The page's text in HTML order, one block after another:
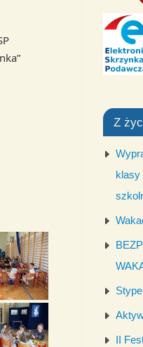
Z
klasy
II